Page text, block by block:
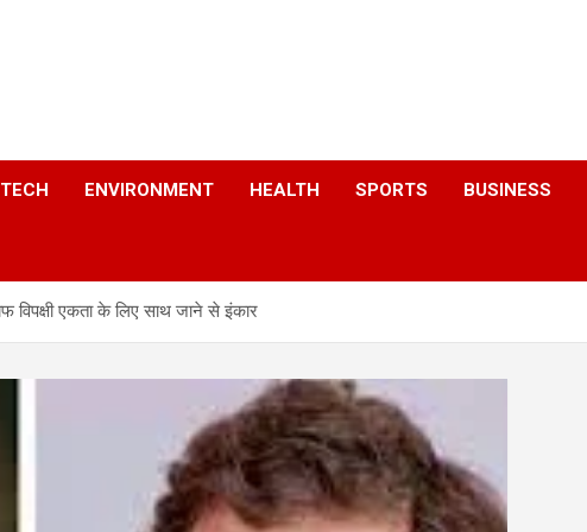
TECH ENVIRONMENT HEALTH SPORTS BUSINESS
विपक्षी एकता के लिए साथ जाने से इंकार